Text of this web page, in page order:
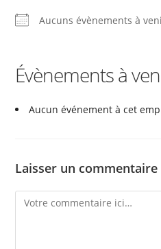
Aucuns évènements à
Évènements à
Aucun événement à cet
Laisser un commentaire